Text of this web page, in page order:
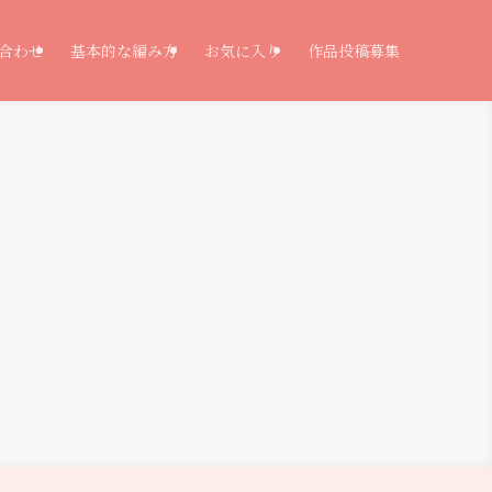
わせ 基本的な編み方 お気に入り 作品投稿募集